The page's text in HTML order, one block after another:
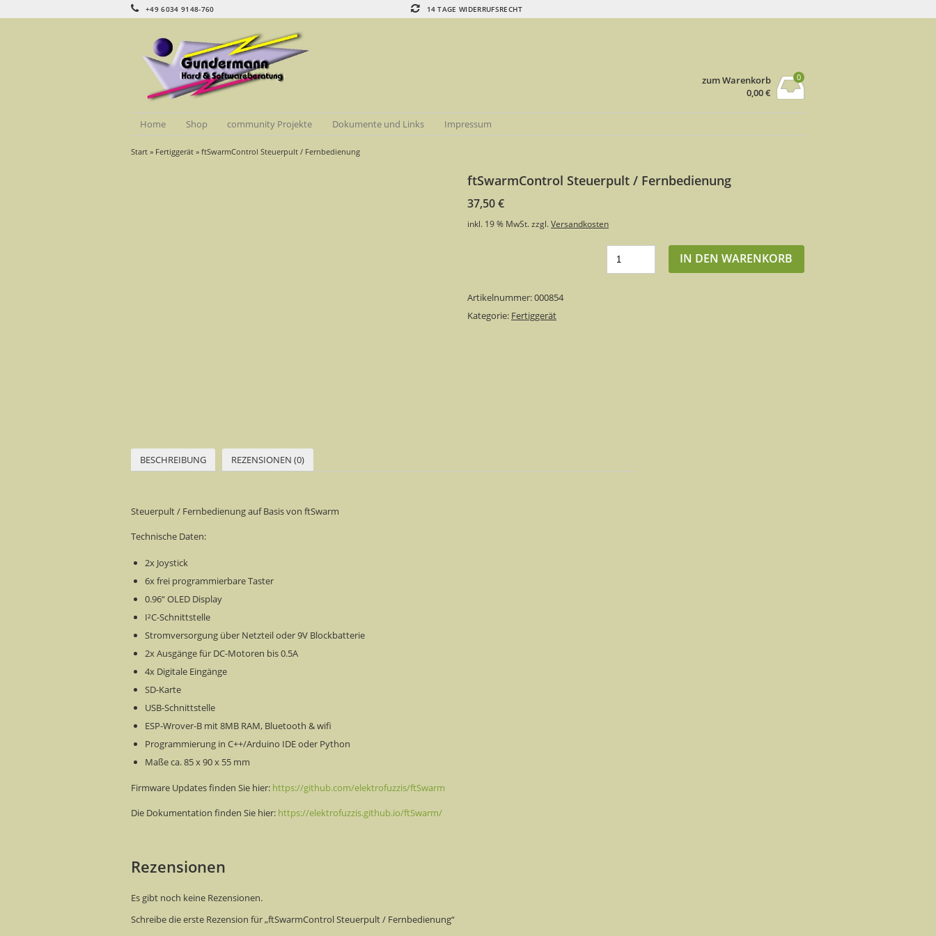
+49 6034 9148-760 14 TAGE WIDERRUFSRECHT
zum Warenkorb
0,00€
0
Home Shop community Projekte Dokumente und Links Impressum
Start » Fertiggerät » ftSwarmControl Steuerpult / Fernbedienung
ftSwarmControl Steuerpult / Fernbedienung
37,50€
inkl. 19 % MwSt. zzgl. Versandkosten
IN DEN WARENKORB
Artikelnummer:000854
Kategorie: Fertiggerät
BESCHREIBUNG REZENSIONEN (0)
Steuerpult / Fernbedienung auf Basis von ftSwarm
Technische Daten:
2x Joystick
6x frei programmierbare Taster
0.96“ OLED Display
I²C-Schnittstelle
Stromversorgung über Netzteil oder 9V Blockbatterie
2x Ausgänge für DC-Motoren bis 0.5A
4x Digitale Eingänge
SD-Karte
USB-Schnittstelle
ESP-Wrover-B mit 8MB RAM, Bluetooth & wifi
Programmierung in C++/Arduino IDE oder Python
Maße ca. 85 x 90 x 55 mm
Firmware Updates finden Sie hier: https://github.com/elektrofuzzis/ftSwarm
Die Dokumentation finden Sie hier: https://elektrofuzzis.github.io/ftSwarm/
Rezensionen
Es gibt noch keine Rezensionen.
Schreibe die erste Rezension für „ftSwarmControl Steuerpult / Fernbedienung“